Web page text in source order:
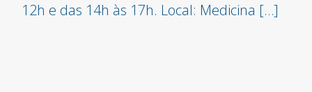
12h e das 14h às 17h. Local: Medicina […]